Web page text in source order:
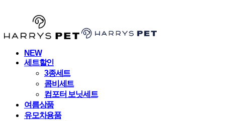
NEW
세트할인
3종세트
콤비세트
컴포터 보닛세트
여름상품
유모차용품